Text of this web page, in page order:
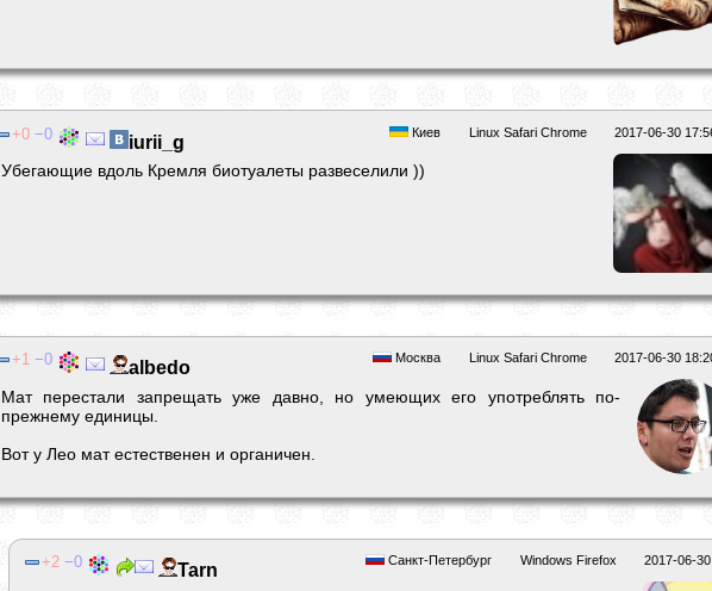
2017-06-30
Linux Safari Chrome
Киев
0 0 iurii_g
Убегающие вдоль Кремля биотуалеты развеселили ))
2017-06-30
Linux Safari Chrome
Москва
1 0 albedо
Мат перестали запрещать уже давно, но умеющих его употреблять по-
прежнему единицы.
Вот у Лео мат естественен и органичен.
2017-06-
Windows Firefox
Санкт-Петербург
2 0 Tarn